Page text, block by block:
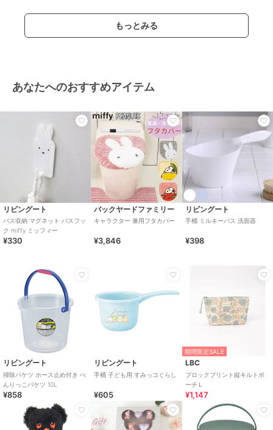
もっとみる
あなたへのおすすめアイテム
リビングート
バス収納 マグネット バスフッ
ク miffy ミッフィー
¥330
バックヤードファミリー
キャラクター 兼用フタカバー
¥3,846
リビングート
手桶 ミルキーバス 洗面器
¥398
リビングート
掃除バケツ ホース止め付き べ
んりっこバケツ 10L
¥858
リビングート
手桶 子ども用 すみっコぐらし
¥605
期間限定SALE
LBC
ブロックプリント縦キルトポ
ーチＬ
¥1,147